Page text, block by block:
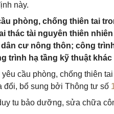
này.
phòng, chống thiên tai
thác tài nguyên thiên
cư nông thôn; công
trình hạ tầng kỹ thuật khác
yêu cầu phòng, chống thiên
đổi, bổ sung bởi Thông tư số
tu bảo dưỡng, sửa chữa